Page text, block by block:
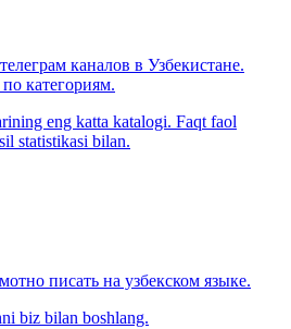
каналов в Узбекистане.
категориям.
eng katta katalogi. Faqt faol
statistikasi bilan.
писать на узбекском языке.
biz bilan boshlang.